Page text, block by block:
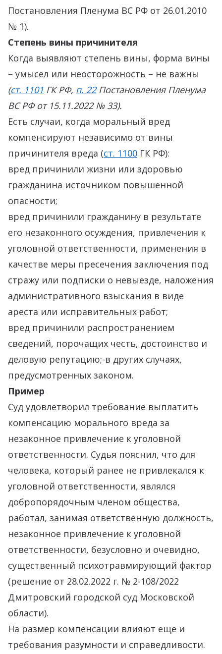
Постановления Пленума ВС РФ от 26.01.2010
№ 1).
Степень вины причинителя
Когда выявляют степень вины, форма вины
– умысел или неосторожность – не важны
(ст. 1101 ГК РФ, п. 22Постановления Пленума
ВС РФ от 15.11.2022 № 33).
Есть случаи, когда моральный вред
компенсируют независимо от вины
причинителя вреда (ст. 1100 ГК РФ):
вред причинили жизни или здоровью
гражданина источником повышенной
опасности;
вред причинили гражданину в результате
его незаконного осуждения, привлечения к
уголовной ответственности, применения в
качестве меры пресечения заключения под
стражу или подписки о невыезде, наложения
административного взыскания в виде
ареста или исправительных работ;
вред причинили распространением
сведений, порочащих честь, достоинство и
деловую репутацию;-в других случаях,
предусмотренных законом.
Пример
Суд удовлетворил требование выплатить
компенсацию морального вреда за
незаконное привлечение к уголовной
ответственности. Судья пояснил, что для
человека, который ранее не привлекался к
уголовной ответственности, являлся
добропорядочным членом общества,
работал, занимая ответственную должность,
незаконное привлечение к уголовной
ответственности, безусловно и очевидно,
существенный психотравмирующий фактор
(решение от 28.02.2022 г. № 2-108/2022
Дмитровский городской суд Московской
области).
На размер компенсации влияют еще и
требования разумности и справедливости.